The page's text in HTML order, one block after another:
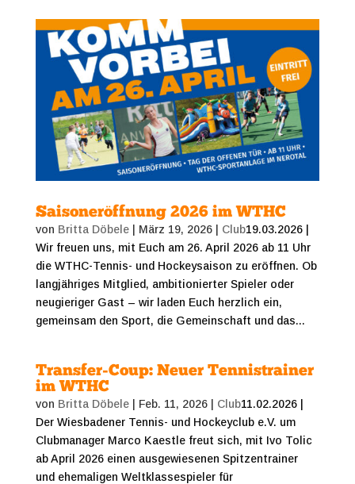
Saisoneröffnung 2026 im WTHC
von Britta Döbele| März 19, 2026| Club19.03.2026 |
Wir freuen uns, mit Euch am 26. April 2026 ab 11 Uhr
die WTHC-Tennis- und Hockeysaison zu eröffnen. Ob
langjähriges Mitglied, ambitionierter Spieler oder
neugieriger Gast – wir laden Euch herzlich ein,
gemeinsam den Sport, die Gemeinschaft und das...
Transfer-Coup: Neuer Tennistrainer
im WTHC
von Britta Döbele| Feb. 11, 2026| Club11.02.2026 |
Der Wiesbadener Tennis- und Hockeyclub e.V. um
Clubmanager Marco Kaestle freut sich, mit Ivo Tolic
ab April 2026 einen ausgewiesenen Spitzentrainer
und ehemaligen Weltklassespieler für